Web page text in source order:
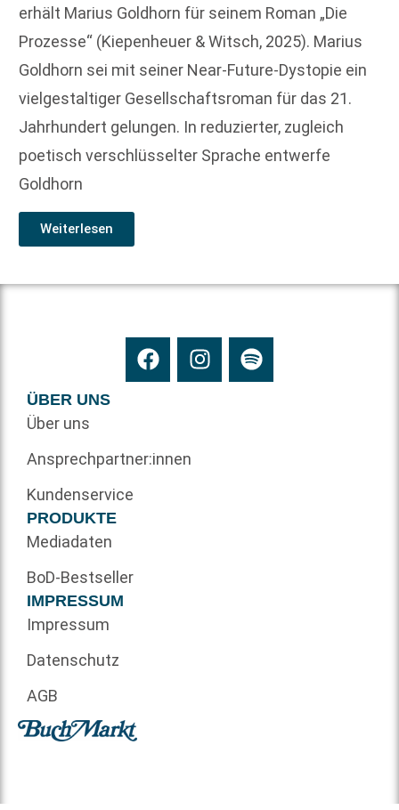
erhält Marius Goldhorn für seinem Roman „Die
Prozesse“ (Kiepenheuer & Witsch, 2025). Marius
Goldhorn sei mit seiner Near-Future-Dystopie ein
vielgestaltiger Gesellschaftsroman für das 21.
Jahrhundert gelungen. In reduzierter, zugleich
poetisch verschlüsselter Sprache entwerfe
Goldhorn
Weiterlesen
ÜBER UNS
Über uns
Ansprechpartner:innen
Kundenservice
PRODUKTE
Mediadaten
BoD-Bestseller
IMPRESSUM
Impressum
Datenschutz
AGB